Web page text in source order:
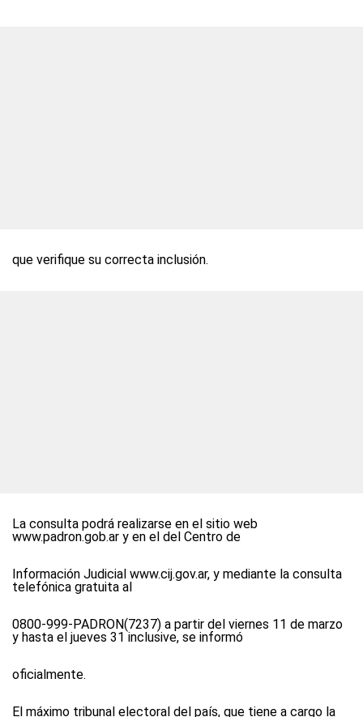
que verifique su correcta inclusión.
La consulta podrá realizarse en el sitio web
www.padron.gob.ar y en el del Centro de
Información Judicial www.cij.gov.ar, y mediante la consulta
telefónica gratuita al
0800-999-PADRON(7237) a partir del viernes 11 de marzo
y hasta el jueves 31 inclusive, se informó
oficialmente.
El máximo tribunal electoral del país, que tiene a cargo la